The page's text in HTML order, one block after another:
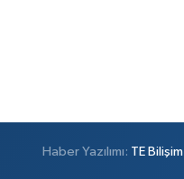
Haber Yazılımı: TE Bilişim